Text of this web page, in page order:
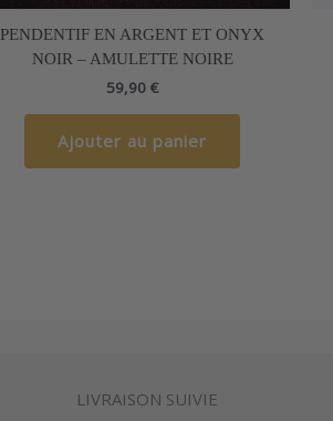
PENDENTIF EN ARGENT ET ONYX
NOIR – AMULETTE NOIRE
59,90 €
Ajouter au panier
LIVRAISON SUIVIE